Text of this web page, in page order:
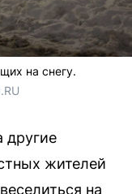
на снегу.
другие
жителей
на